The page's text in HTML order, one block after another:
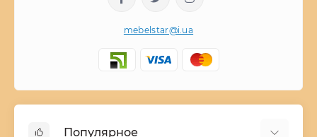
mebelstar@i.ua
Популярное